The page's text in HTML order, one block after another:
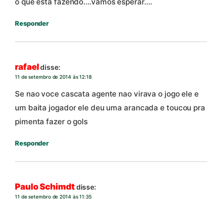
Responder
rafaeldisse:
11 de setembro de 2014 às 12:18
Se nao voce cascata agente nao virava o jogo ele e
um baita jogador ele deu uma arancada e toucou pra
pimenta fazer o gols
Responder
Paulo Schimdtdisse:
11 de setembro de 2014 às 11:35